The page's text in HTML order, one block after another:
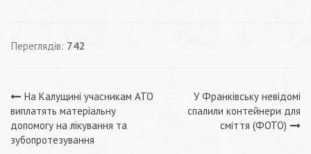
Переглядів: 742
Навігація
записів
На Калущині учасникам АТО
виплатять матеріальну
допомогу на лікування та
зубопротезування
У Франківську невідомі
спалили контейнери для
сміття (ФОТО)